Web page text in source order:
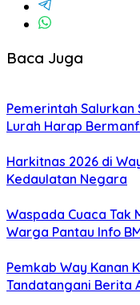
Baca Juga
Pemerintah Salurkan
Lurah Harap
Harkitnas 2026 di
Kedaulatan Negara
Waspada Cuaca Tak
Warga Pantau Info
Pemkab Way Kanan
Tandatangani Berita